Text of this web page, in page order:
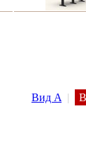
Вид A |